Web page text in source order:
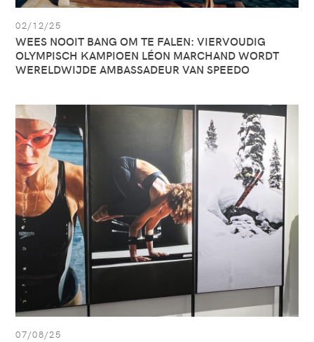
02/12/25
WEES NOOIT BANG OM TE FALEN: VIERVOUDIG
OLYMPISCH KAMPIOEN LÉON MARCHAND WORDT
WERELDWIJDE AMBASSADEUR VAN SPEEDO
Zie
artikel:
CHECK
OUT
OUR
NEW
PREMIUM
SHOWROOM
IN
BRUSSELS
07/08/25